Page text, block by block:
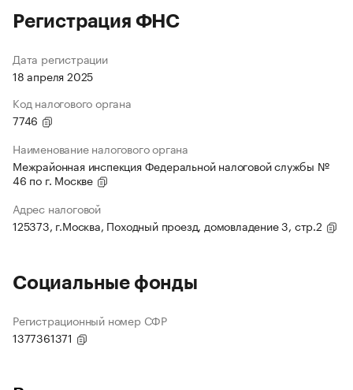
Регистрация ФНС
Дата регистрации
18 апреля 2025
Код налогового органа
7746
Наименование налогового органа
Межрайонная инспекция Федеральной налоговой службы №
46 по г. Москве
Адрес налоговой
125373, г.Москва, Походный проезд, домовладение 3, стр.2
Социальные фонды
Регистрационный номер СФР
1377361371